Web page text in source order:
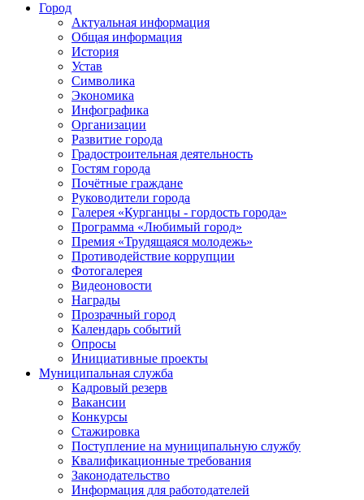
Город
Актуальная информация
Общая информация
История
Устав
Символика
Экономика
Инфографика
Организации
Развитие города
Градостроительная деятельность
Гостям города
Почётные граждане
Руководители города
Галерея «Курганцы - гордость города»
Программа «Любимый город»
Премия «Трудящаяся молодежь»
Противодействие коррупции
Фотогалерея
Видеоновости
Награды
Прозрачный город
Календарь событий
Опросы
Инициативные проекты
Муниципальная служба
Кадровый резерв
Вакансии
Конкурсы
Стажировка
Поступление на муниципальную службу
Квалификационные требования
Законодательство
Информация для работодателей